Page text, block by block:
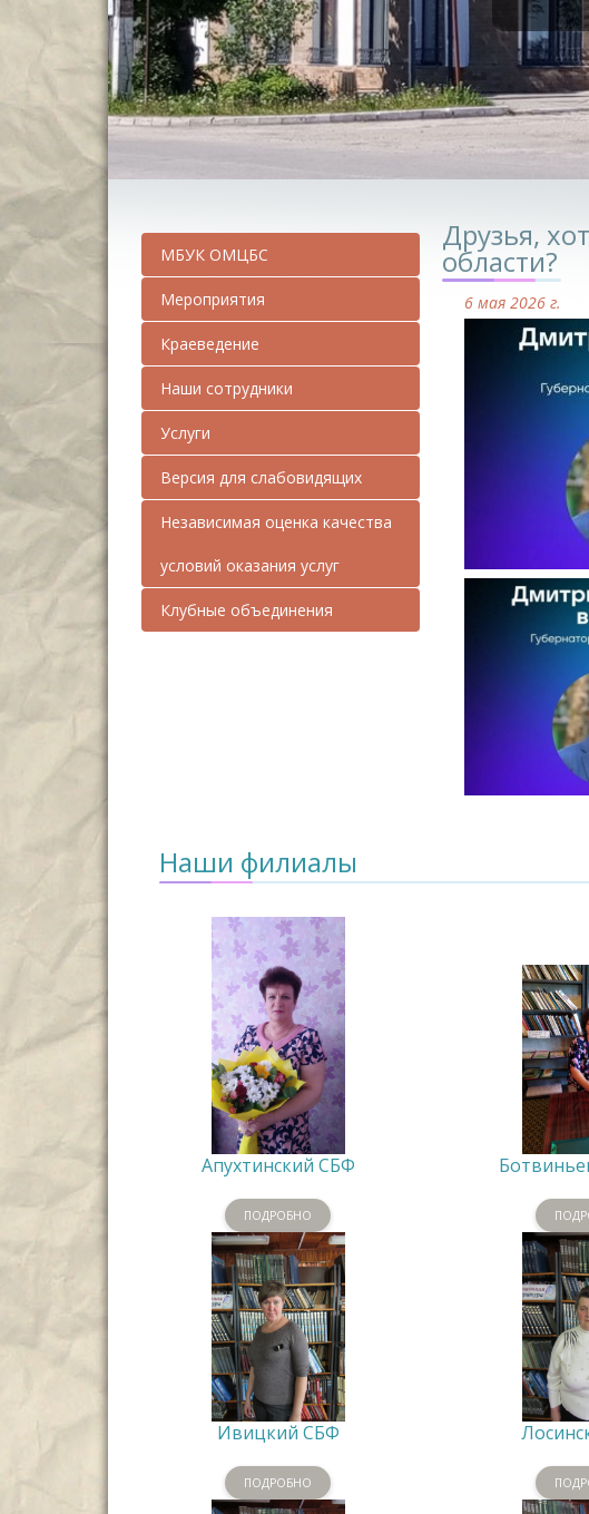
МБУК ОМЦБС
Мероприятия
Краеведение
Наши сотрудники
Услуги
Версия для слабовидящих
Независимая оценка качества
условий оказания услуг
Клубные объединения
Друзья,
области?
6 мая 2026 г.
Наши филиалы
Апухтинский СБФ
ПОДРОБНО
Ивицкий СБФ
ПОДРОБНО